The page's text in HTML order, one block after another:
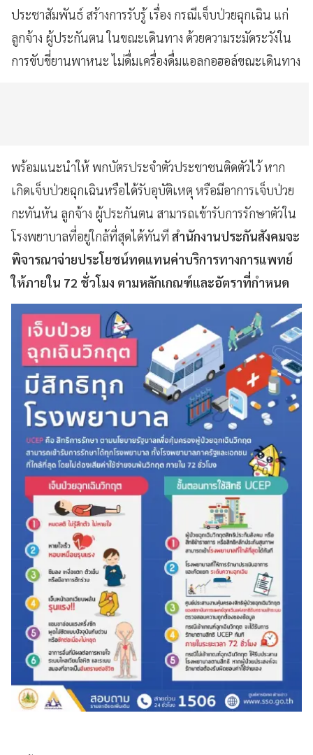
ประชาสัมพันธ์ สร้างการรับรู้ เรื่อง กรณีเจ็บป่วยฉุกเฉิน แก่
ลูกจ้าง ผู้ประกันตน ในขณะเดินทาง ด้วยความระมัดระวังใน
การขับขี่ยานพาหนะ ไม่ดื่มเครื่องดื่มแอลกอฮอล์ขณะเดินทาง
พร้อมแนะนำให้ พกบัตรประจำตัวประชาชนติดตัวไว้ หาก
เกิดเจ็บป่วยฉุกเฉินหรือได้รับอุบัติเหตุ หรือมีอาการเจ็บป่วย
กะทันหัน ลูกจ้าง ผู้ประกันตน สามารถเข้ารับการรักษาตัวใน
โรงพยาบาลที่อยู่ใกล้ที่สุดได้ทันที สำนักงานประกันสังคมจะ
พิจารณาจ่ายประโยชน์ทดแทนค่าบริการทางการแพทย์
ให้ภายใน 72 ชั่วโมง ตามหลักเกณฑ์และอัตราที่กำหนด